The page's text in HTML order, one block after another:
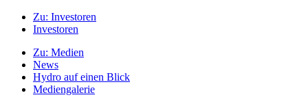
Zu: Investoren
Investoren
Zu: Medien
News
Hydro auf einen Blick
Mediengalerie